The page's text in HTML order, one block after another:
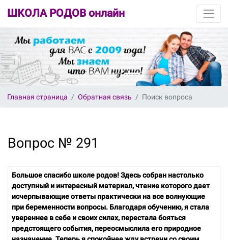
ШКОЛА РОДОВ онлайн
Главная страница Обратная связь Поиск вопроса
Вопрос № 291
Большое спасибо школе родов! Здесь собран настолько
доступный и интересный материал, чтение которого дает
исчерпывающие ответы практически на все волнующие
при беременности вопросы. Благодаря обучению, я стала
увереннее в себе и своих силах, перестала бояться
предстоящего события, переосмыслила его природное